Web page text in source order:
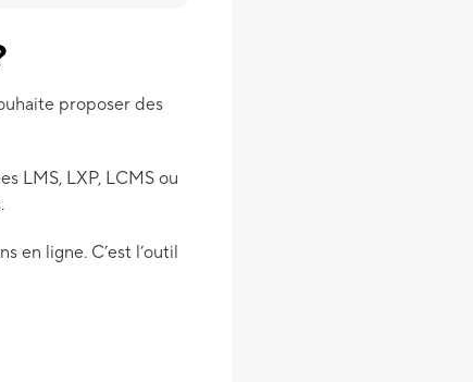
proposer des
LMS, LXP, LCMS ou
en ligne. C’est l’outil